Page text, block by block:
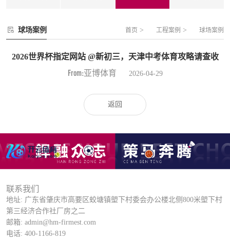
球场案例 首页 > 工程案例 > 球场案例
2026世界杯指定网站 @新初三，天津中考体育攻略请查收
From:亚博体育 2026-04-29
返回
联系我们
地址: 广东省肇庆市高要区蛟塘镇塱下村委会办公楼北侧800米塱下村
第三经济合作社厂房之二
邮箱: admin@hm-firmest.com
电话: 400-1166-819